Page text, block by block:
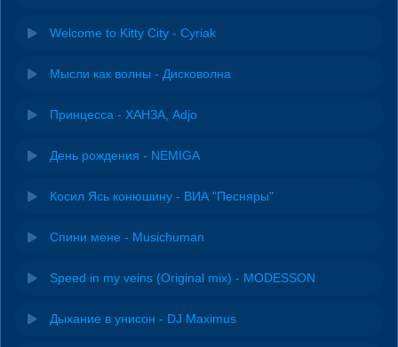
Welcome to Kitty City - Cyriak
Мысли как волны - Дисковолна
Принцесса - ХАНЗА, Adjo
День рождения - NEMIGA
Косил Ясь конюшину - ВИА "Песняры"
Спини мене - Musichuman
Speed in my veins (Original mix) - MODESSON
Дыхание в унисон - DJ Maximus